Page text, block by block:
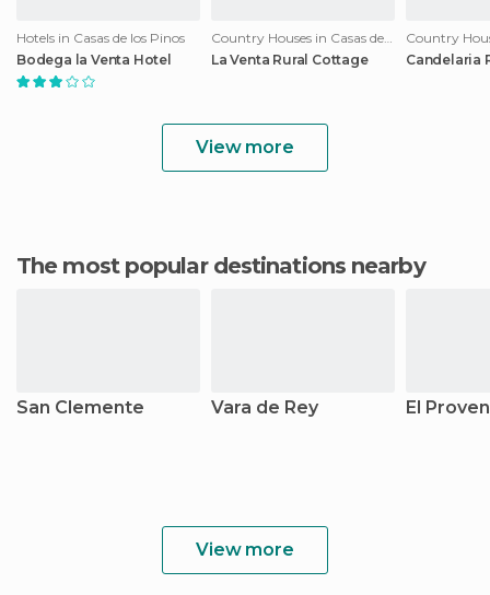
Hotels in Casas de los Pinos
Bodega la Venta Hotel
Country Houses in Casas de los Pinos
La Venta Rural Cottage
Candelaria
View more
The most popular destinations nearby
San Clemente Vara de Rey El
View more